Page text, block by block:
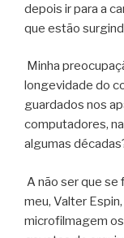
depois ir para a
que estão
Minha
longevidade do
guardados nos
computadores,
algumas
A não ser que se
meu, Valter
microfilmagem